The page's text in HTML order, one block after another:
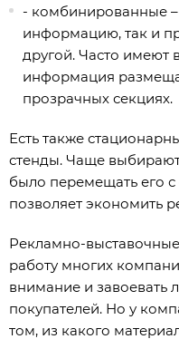
- комбинированные –
информацию, так и
другой. Часто
информация
прозрачных секциях.
Есть также
стенды. Чаще
было перемещать его
позволяет экономить
Рекламно-
работу многих
внимание и завоевать
покупателей. Но у
том, из какого